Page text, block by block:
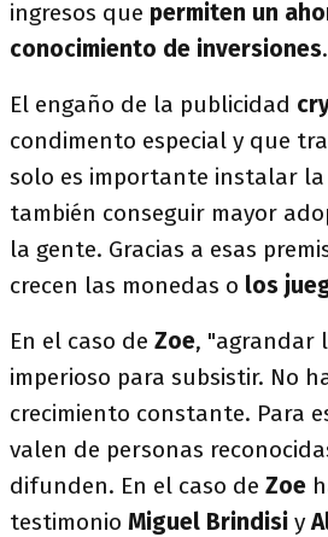
ingresos que permiten un
conocimiento de inversiones.
El engaño de la publicidad
condimento especial y que
solo es importante instalar la
también conseguir mayor
la gente. Gracias a esas
crecen las monedas o los
En el caso de Zoe, "agrandar
imperioso para subsistir. No
crecimiento constante. Para
valen de personas
difunden. En el caso de Zoe
testimonio Miguel Brindisi y